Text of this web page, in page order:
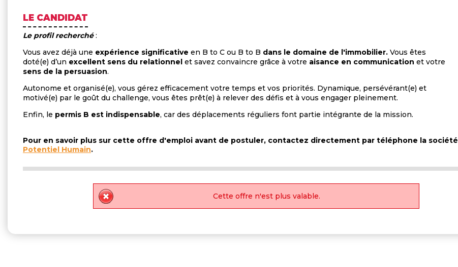
LE CANDIDAT
Le profil recherché:
Vous avez déjà une expérience significative en B to C ou B to B dans le domaine de l'immobilier. Vous êtes
doté(e) d’un excellent sens du relationnel et savez convaincre grâce à votre aisance en communication et votre
sens de la persuasion.
Autonome et organisé(e), vous gérez efficacement votre temps et vos priorités. Dynamique, persévérant(e) et
motivé(e) par le goût du challenge, vous êtes prêt(e) à relever des défis et à vous engager pleinement.
Enfin, le permis B est indispensable, car des déplacements réguliers font partie intégrante de la mission.
Pour en savoir plus sur cette offre d'emploi avant de postuler, contactez directement par téléphone la société
Potentiel Humain.
Cette offre n'est plus valable.